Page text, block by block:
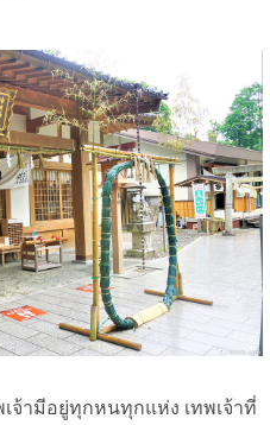
จ้ามีอยู่ทุกหนทุกแห่ง เทพเจ้าที่